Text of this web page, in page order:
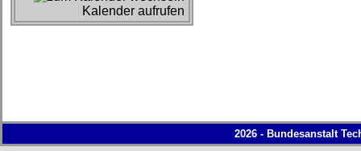
Kalender aufrufen
2026 - Bundesanstalt